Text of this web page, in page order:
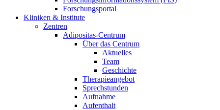
Forschungsportal
Kliniken & Institute
Zentren
Adipositas-Centrum
Über das Centrum
Aktuelles
Team
Geschichte
Therapieangebot
Sprechstunden
Aufnahme
Aufenthalt